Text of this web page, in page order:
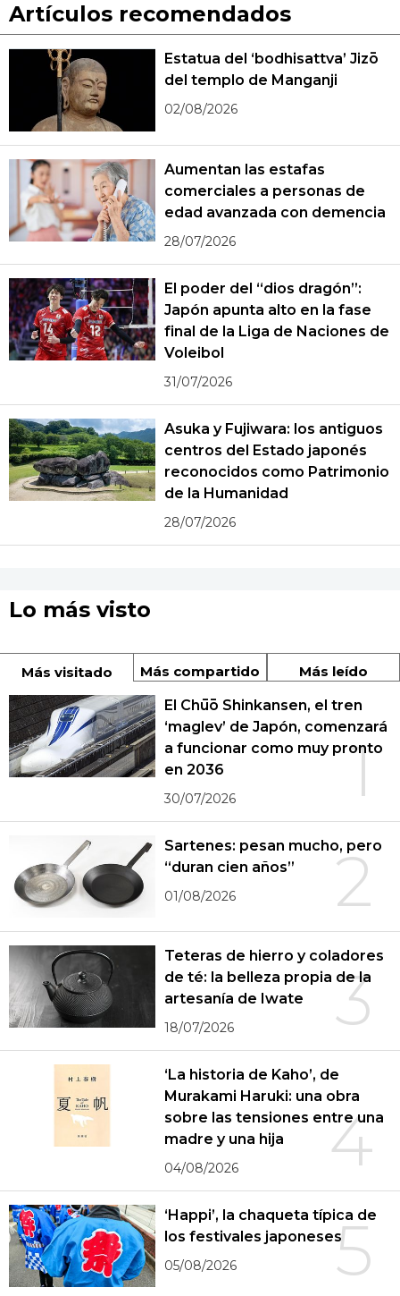
Artículos recomendados
Estatua del ‘bodhisattva’ Jizō
del templo de Manganji
02/08/2026
Aumentan las estafas
comerciales a personas de
edad avanzada con demencia
28/07/2026
El poder del “dios dragón”:
Japón apunta alto en la fase
final de la Liga de Naciones de
Voleibol
31/07/2026
Asuka y Fujiwara: los antiguos
centros del Estado japonés
reconocidos como Patrimonio
de la Humanidad
28/07/2026
Lo más visto
Más visitado Más compartido Más leído
1
El Chūō Shinkansen, el tren
‘maglev’ de Japón, comenzará
a funcionar como muy pronto
en 2036
30/07/2026
2
Sartenes: pesan mucho, pero
“duran cien años”
01/08/2026
3
Teteras de hierro y coladores
de té: la belleza propia de la
artesanía de Iwate
18/07/2026
4
‘La historia de Kaho’, de
Murakami Haruki: una obra
sobre las tensiones entre una
madre y una hija
04/08/2026
5
‘Happi’, la chaqueta típica de
los festivales japoneses
05/08/2026